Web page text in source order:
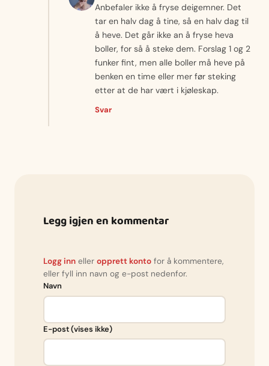
Anbefaler ikke å fryse deigemner. Det
tar en halv dag å tine, så en halv dag til
å heve. Det går ikke an å fryse heva
boller, for så å steke dem. Forslag 1 og 2
funker fint, men alle boller må heve på
benken en time eller mer før steking
etter at de har vært i kjøleskap.
Svar
Legg igjen en kommentar
Logg inn eller opprett konto for å kommentere,
eller fyll inn navn og e-post nedenfor.
Navn
E-post (vises ikke)